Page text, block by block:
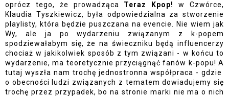
oprócz tego, że prowadząca Teraz Kpop!
w Czwórce,
Klaudia Tyszkiewicz, była odpowiedzialna za stworzenie
playlisty, która będzie puszczana na evencie. Nie wiem jak
Wy, ale ja po wydarzeniu związanym z k-popem
spodziewałabym się, że na świeczniku będą influencerzy
chociaż w jakikolwiek sposób z tym związani - w końcu to
wydarzenie, ma teoretycznie przyciągnąć fanów k-popu! A
tutaj wyszła nam trochę jednostronna współpraca - gdzie
o obecności ludzi związanych z tematem dowiadujemy się
trochę przez przypadek, bo na stronie marki nie ma o nich